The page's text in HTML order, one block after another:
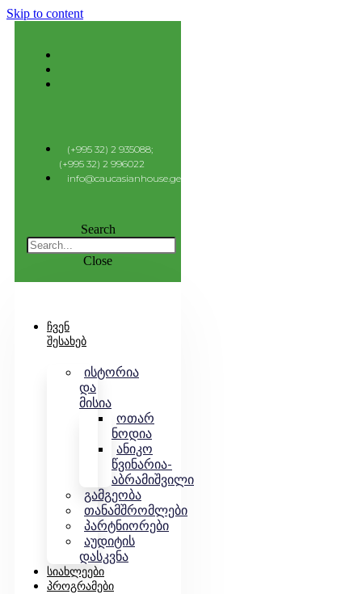
Skip to content
(+995 32) 2 935088;
(+995 32) 2 996022
info@caucasianhouse.ge
Search
Close
Ჩვენ
Შესახებ
ისტორია
და
მისია
ოთარ
ნოდია
ანიკო
წვინარია-
აბრამიშვილი
გამგეობა
თანამშრომლები
პარტნიორები
აუდიტის
დასკვნა
Სიახლეები
Პროგრამები